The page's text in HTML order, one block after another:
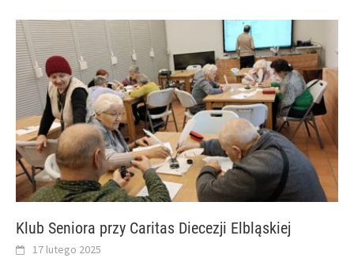
Klub Seniora przy Caritas Diecezji Elbląskiej
17 lutego 2025